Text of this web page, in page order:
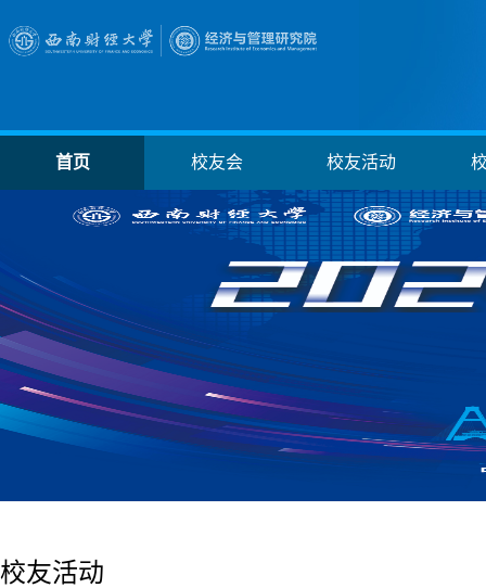
首页 校友会 校友活动
校友活动